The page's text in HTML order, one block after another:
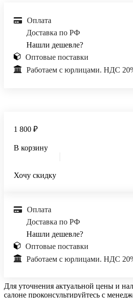
Оплата
Доставка по РФ
Нашли дешевле?
Оптовые поставки
Работаем с юрлицами. НДС
1 800 ₽
В корзину
Хочу скидку
Оплата
Доставка по РФ
Нашли дешевле?
Оптовые поставки
Работаем с юрлицами. НДС
Для уточнения актуальной цены и
салоне проконсультируйтесь с